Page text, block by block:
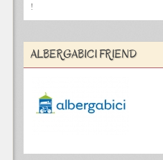
!
ALBERGABICI FRIEND